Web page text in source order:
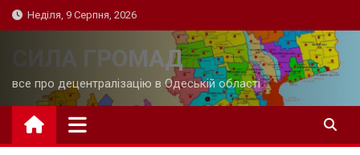
Skip
to
Неділя, 9 Серпня, 2026
СИЛА ГРОМАД
все про децентралізацію в Одеській області